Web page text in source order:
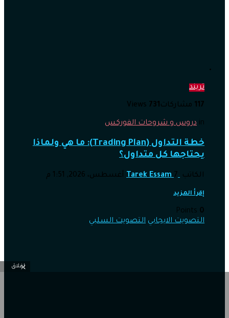
تريند
117 مشاركات731
in دروس و شروحات الفوركس
خطة التداول (Trading Plan): ما هي ولماذا
يحتاجها كل متداول؟
الكاتب Tarek Essam 7 أغسطس، 2026, 1:51 م
إقرأ المزيد
0
التصويت الايجابي التصويت السلبي
إغلاق